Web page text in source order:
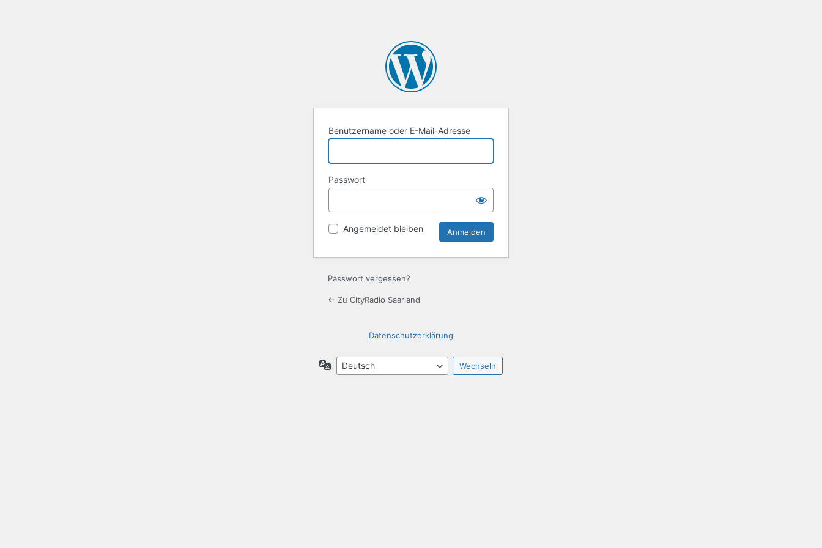
Benutzername oder E-Mail-Adresse
Passwort
Angemeldet bleiben
Passwort vergessen?
← Zu CityRadio Saarland
Datenschutzerklärung
Sprache